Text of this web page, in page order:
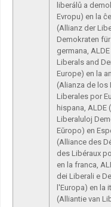
liberálů a
Evropu) en la
(Allianz der
Demokraten
germana,
Liberals and
Europe) en la
(Alianza de los
Liberales por
hispana, ALDE
Liberaluloj
Eŭropo) en
(Alliance des
des Libéraux
en la franca,
dei Liberali e
l'Europa) en la
(Alliantie van